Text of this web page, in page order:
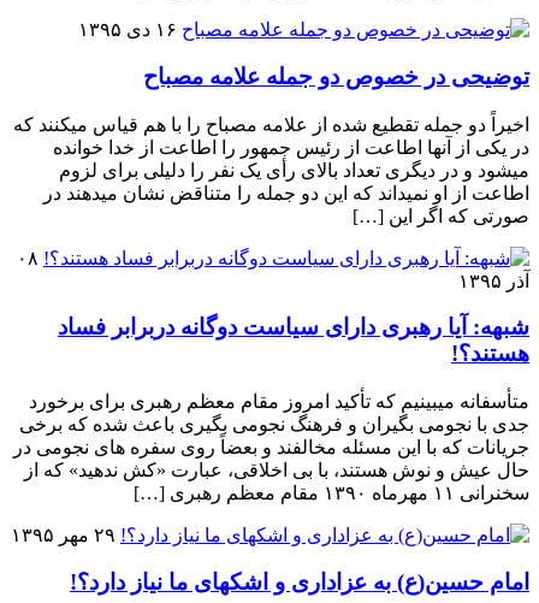
۱۶ دی ۱۳۹۵
توضیحی در خصوص دو جمله علامه مصباح
اخیراً دو جمله تقطیع شده از علامه مصباح را با هم قیاس میکنند که
در یکی از آنها اطاعت از رئیس جمهور را اطاعت از خدا خوانده
میشود و در دیگری تعداد بالای رأی یک نفر را دلیلی برای لزوم
اطاعت از او نمیداند که این دو جمله را متناقض نشان میدهند در
صورتی که اگر این […]
۰۸
آذر ۱۳۹۵
شبهه: آیا رهبری دارای سیاست دوگانه دربرابر فساد
هستند؟!
متأسفانه میبینیم که تأکید امروز مقام معظم رهبری برای برخورد
جدی با نجومی بگیران و فرهنگ نجومی بگیری باعث شده که برخی
جریانات که با این مسئله مخالفند و بعضاً روی سفره های نجومی در
حال عیش و نوش هستند، با بی اخلاقی، عبارت «کش ندهید» که از
سخنرانی ۱۱ مهرماه ۱۳۹۰ مقام معظم رهبری […]
۲۹ مهر ۱۳۹۵
امام حسین(ع) به عزاداری و اشکهای ما نیاز دارد؟!